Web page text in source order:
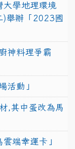
大學地理環境
)舉辦「2023國
神料理爭霸
活動」
,其中蛋改為馬
端幸運卡」